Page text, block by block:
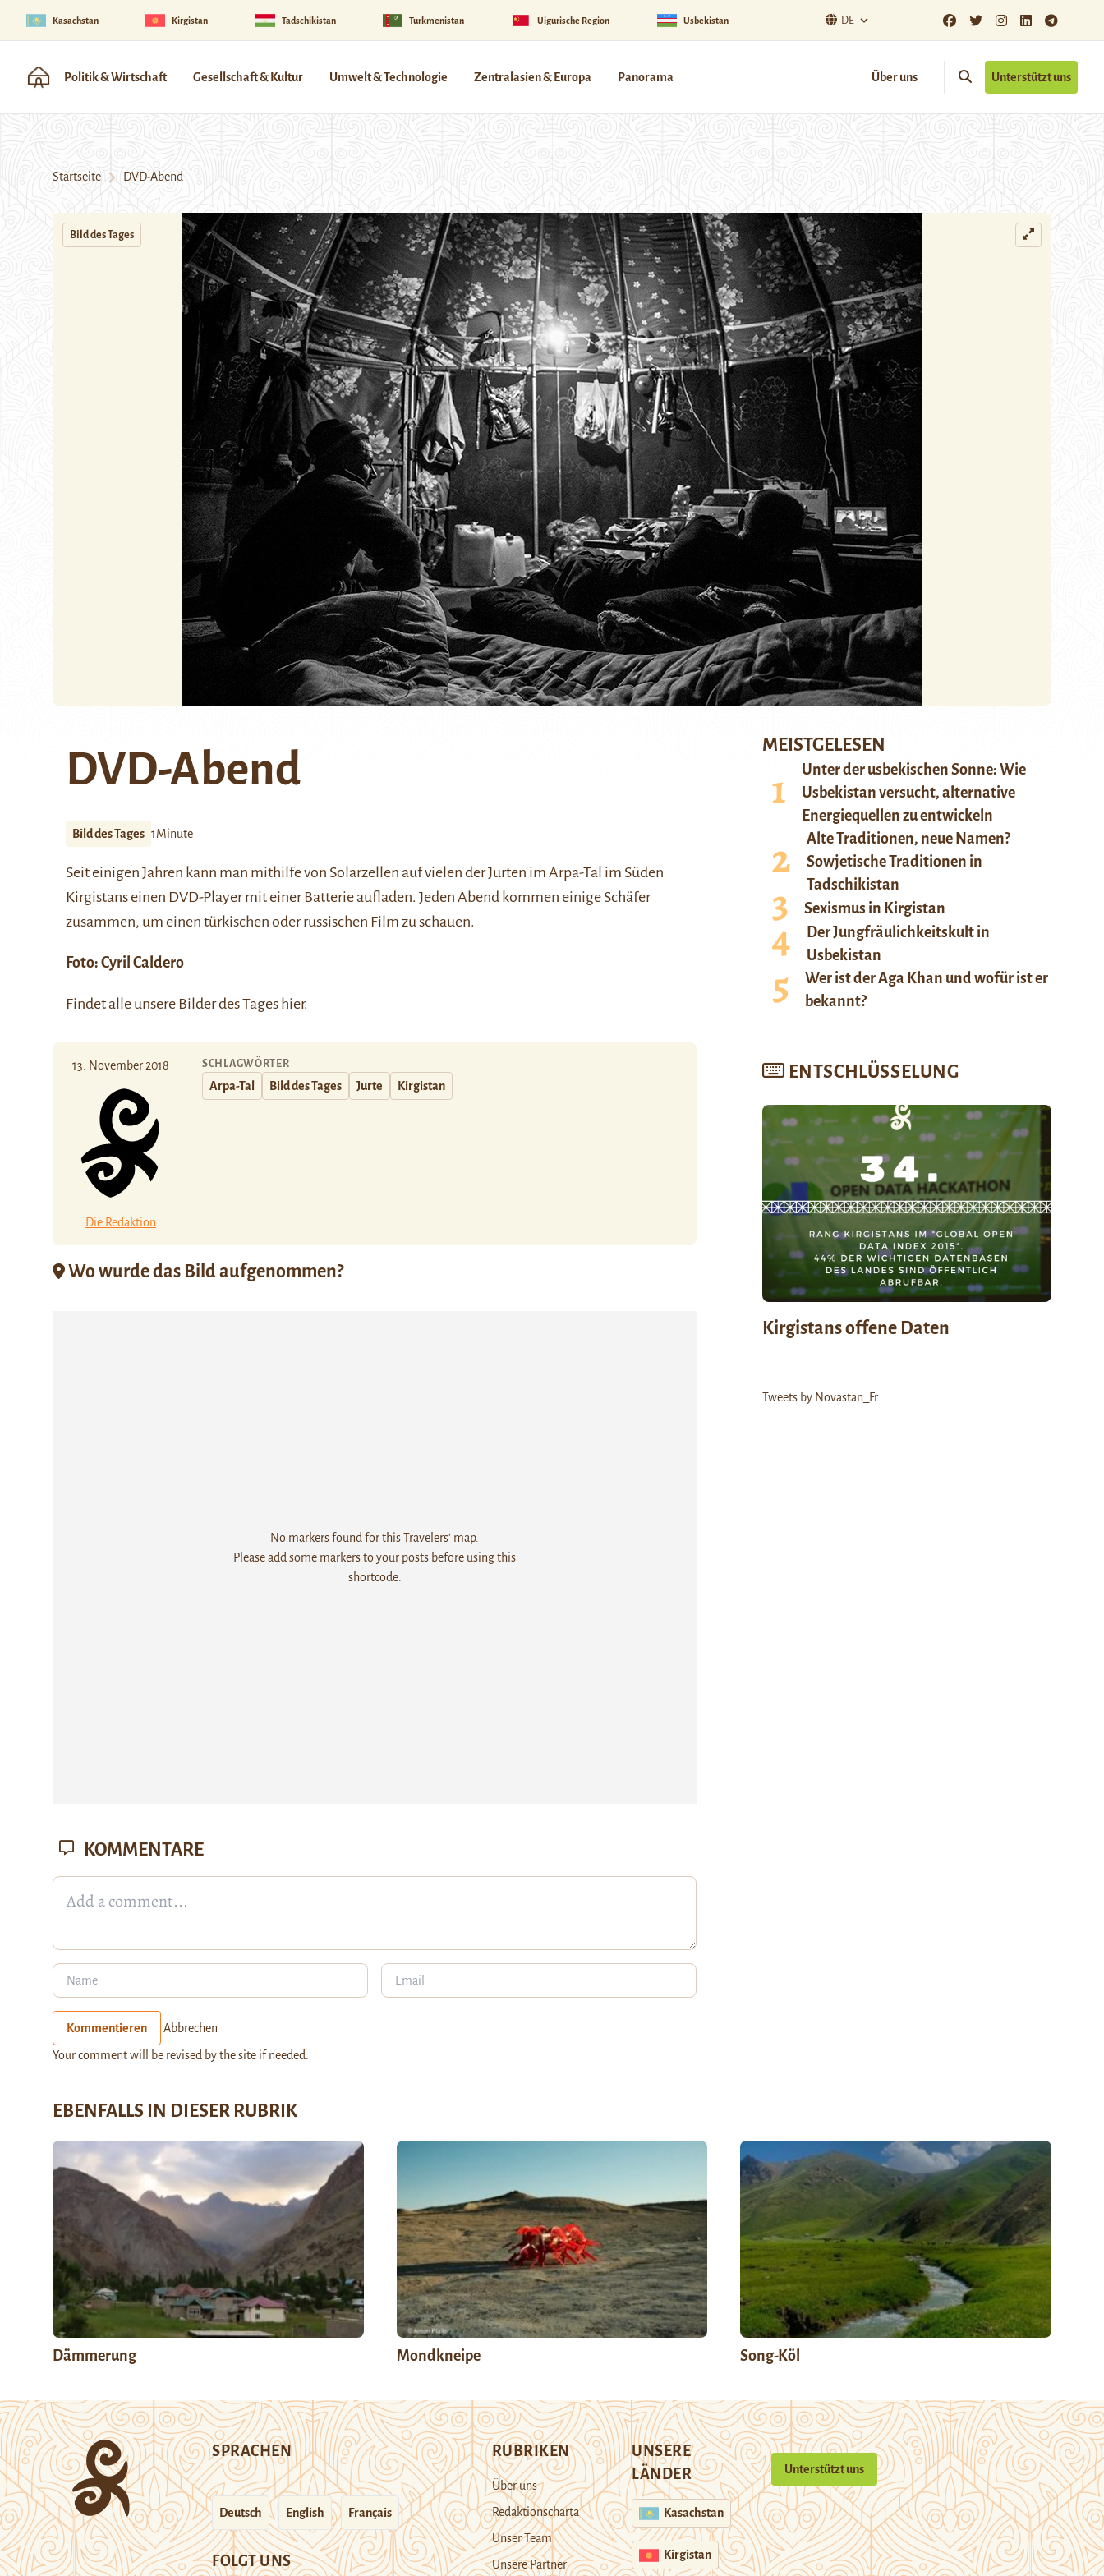
Kasachstan Kirgistan Tadschikistan Turkmenistan Uigurische Region Usbekistan DE
Politik & Wirtschaft Gesellschaft & Kultur Umwelt & Technologie Zentralasien & Europa Panorama Über uns Unterstützt uns
Startseite DVD-Abend
Bild des Tages
DVD-Abend
Bild des Tages 1Minute
Seit einigen Jahren kann man mithilfe von Solarzellen auf vielen der Jurten im Arpa-Tal im Süden
Kirgistans einen DVD-Player mit einer Batterie aufladen. Jeden Abend kommen einige Schäfer
zusammen, um einen türkischen oder russischen Film zu schauen.
Foto: Cyril Caldero
Findet alle unsere Bilder des Tages hier.
13. November 2018
Die Redaktion
SCHLAGWÖRTER
Arpa-Tal Bild des Tages Jurte Kirgistan
Wo wurde das Bild aufgenommen?
No markers found for this Travelers' map.
Please add some markers to your posts before using this
shortcode.
MEISTGELESEN
Unter der usbekischen Sonne: Wie
Usbekistan versucht, alternative
Energiequellen zu entwickeln
Alte Traditionen, neue Namen?
Sowjetische Traditionen in
Tadschikistan
Sexismus in Kirgistan
Der Jungfräulichkeitskult in
Usbekistan
Wer ist der Aga Khan und wofür ist er
bekannt?
ENTSCHLÜSSELUNG
Kirgistans offene Daten
Tweets by Novastan_Fr
KOMMENTARE
Kommentieren Abbrechen
Your comment will be revised by the site if needed.
EBENFALLS IN DIESER RUBRIK
Dämmerung Mondkneipe Song-Köl
SPRACHEN
Deutsch English Français
FOLGT UNS
RUBRIKEN
Über uns
Redaktionscharta
Unser Team
Unsere Partner
UNSERE
LÄNDER
Kasachstan
Kirgistan
Unterstützt uns